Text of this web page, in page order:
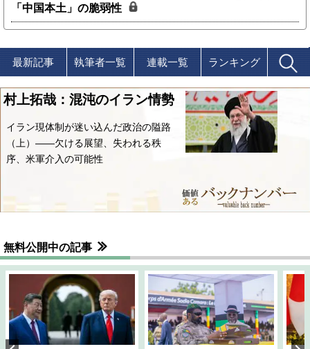
「中国本土」の脆弱性
最新記事 執筆者一覧 連載一覧 ランキング
村上拓哉：混沌のイラン情勢
イラン現体制が迷い込んだ政治の隘路
（上）――欠ける展望、失われる秩
序、米軍介入の可能性
無料公開中の記事